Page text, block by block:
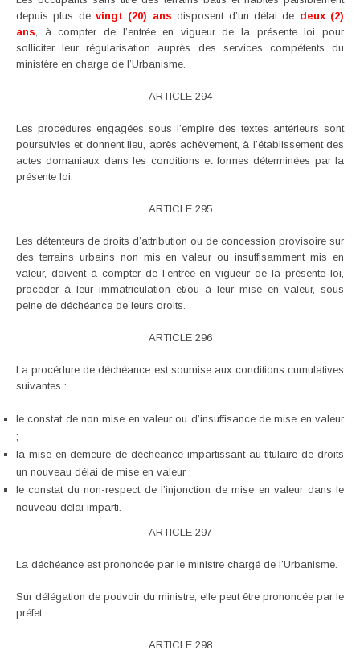
depuis plus devingt (20) ans disposent d’un délai de deux (2)
ans , à compter de l’entrée en vigueur de la présente loi pour
solliciter leur régularisation auprès des services compétents du
ministère en charge de l’Urbanisme.
ARTICLE 294
Les procédures engagées sous l’empire des textes antérieurs sont
poursuivies et donnent lieu, après achèvement, à l’établissement des
actes domaniaux dans les conditions et formes déterminées par la
présente loi.
ARTICLE 295
Les détenteurs de droits d’attribution ou de concession provisoire sur
des terrains urbains non mis en valeur ou insuffisamment mis en
valeur, doivent à compter de l’entrée en vigueur de la présente loi,
procéder à leur immatriculation et/ou à leur mise en valeur, sous
peine de déchéance de leurs droits.
ARTICLE 296
La procédure de déchéance est soumise aux conditions cumulatives
suivantes :
le constat de non mise en valeur ou d’insuffisance de mise en valeur
;
la mise en demeure de déchéance impartissant au titulaire de droits
un nouveau délai de mise en valeur ;
le constat du non-respect de l’injonction de mise en valeur dans le
nouveau délai imparti.
ARTICLE 297
La déchéance est prononcée par le ministre chargé de l’Urbanisme.
Sur délégation de pouvoir du ministre, elle peut être prononcée par le
préfet.
ARTICLE 298